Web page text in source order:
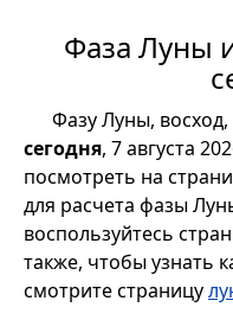
Фаза Луны
Фазу Луны,
сегодня, 7 августа
посмотреть на
для расчета фазы
воспользуйтесь
также, чтобы узнать
смотрите страницу